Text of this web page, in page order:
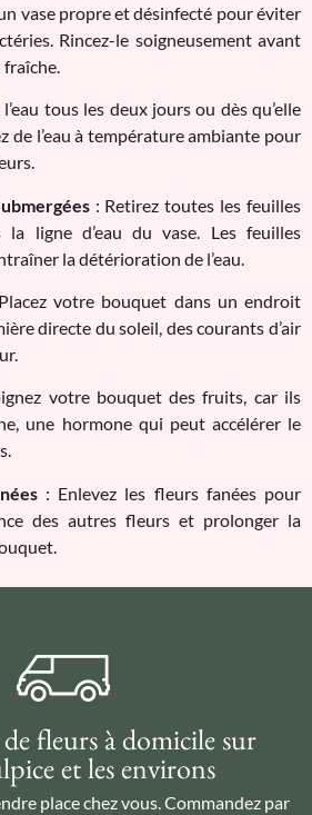
vase propre et désinfecté pour éviter
Rincez-le soigneusement avant
fraîche.
l’eau tous les deux jours ou dès qu’elle
de l’eau à température ambiante pour
: Retirez toutes les feuilles
ligne d’eau du vase. Les feuilles
la détérioration de l’eau.
votre bouquet dans un endroit
directe du soleil, des courants d’air
votre bouquet des fruits, car ils
une hormone qui peut accélérer le
: Enlevez les fleurs fanées pour
des autres fleurs et prolonger la
fleurs à domicile sur
et les environs
place chez vous. Commandez par